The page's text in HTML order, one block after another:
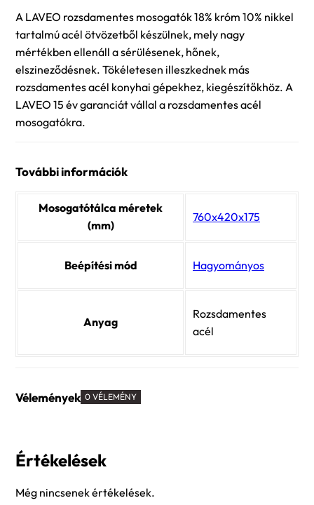
A LAVEO rozsdamentes mosogatók 18% króm 10% nikkel
tartalmú acél ötvözetből készülnek, mely nagy
mértékben ellenáll a sérülésenek, hőnek,
elszineződésnek. Tökéletesen illeszkednek más
rozsdamentes acél konyhai gépekhez, kiegészítőkhöz. A
LAVEO 15 év garanciát vállal a rozsdamentes acél
mosogatókra.
További információk
Mosogatótálca méretek
(mm)
760x420x175
Beépítési mód Hagyományos
Anyag
Rozsdamentes
acél
Vélemények 0 VÉLEMÉNY
Értékelések
Még nincsenek értékelések.